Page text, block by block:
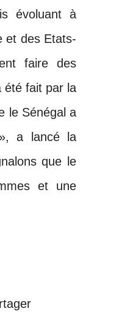
évoluant à
et des Etats-
faire des
été fait par la
le Sénégal a
a lancé la
que le
et une